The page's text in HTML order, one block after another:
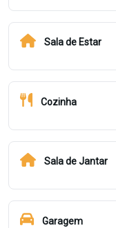
Sala de Estar
Cozinha
Sala de Jantar
Garagem